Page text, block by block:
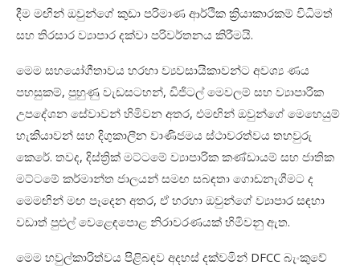
දීම මඟින් ඔවුන්ගේ කුඩා පරිමාණ ආර්ථික ක්‍රියාකාරකම් විධිමත්
සහ තිරසාර ව්‍යාපාර දක්වා පරිවර්තනය කිරීමයි.
මෙම සහයෝගීතාවය හරහා ව්‍යවසායිකාවන්ට අවශ්‍ය ණය
පහසුකම්, පුහුණු වැඩසටහන්, ඩිජිටල් මෙවලම් සහ ව්‍යාපාරික
උපදේශන සේවාවන් හිමිවන අතර, එමඟින් ඔවුන්ගේ මෙහෙයුම්
හැකියාවන් සහ දිගුකාලීන වාණිජමය ස්ථාවරත්වය තහවුරු
කෙරේ. තවද, දිස්ත්‍රික් මට්ටමේ ව්‍යාපාරික කණ්ඩායම් සහ ජාතික
මට්ටමේ කර්මාන්ත ජාලයන් සමඟ සබඳතා ගොඩනැගීමට ද
මෙමඟින් මඟ පෑදෙන අතර, ඒ හරහා ඔවුන්ගේ ව්‍යාපාර සඳහා
වඩාත් පුළුල් වෙළෙඳපොළ නිරාවරණයක් හිමිවනු ඇත.
මෙම හවුල්කාරිත්වය පිළිබඳව අදහස් දක්වමින් DFCC බැංකුවේ